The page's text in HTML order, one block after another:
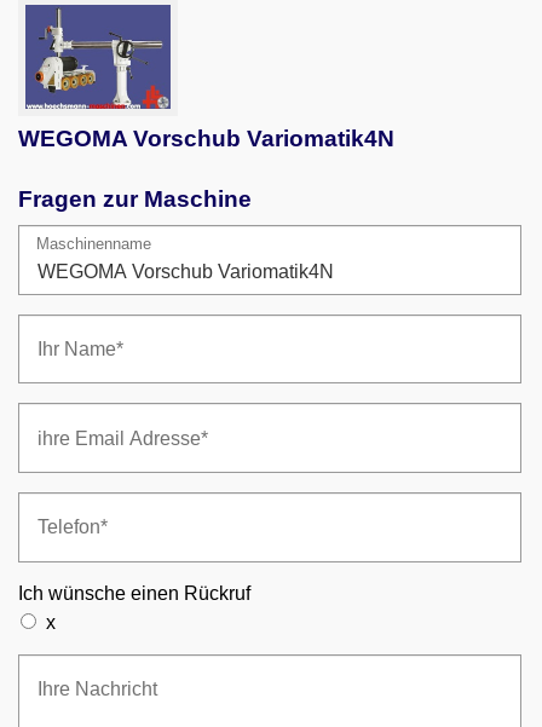
WEGOMA Vorschub Variomatik4N
Fragen zur Maschine
Maschinenname
Ich wünsche einen Rückruf
x